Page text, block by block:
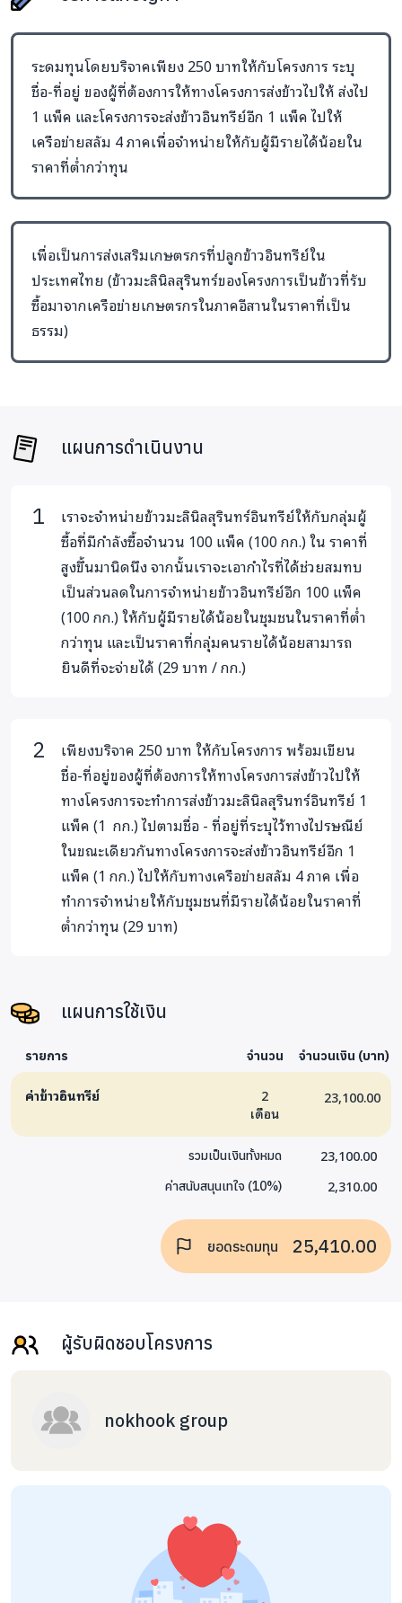
เพื่อเป็นการส่งเสริมเกษตรกรที่ปลูกข้าวอินทรีย์ใน
ประเทศไทย (ข้าวมะลินิลสุรินทร์ของโครงการเป็นข้าวที่รับซื้อ
มาจากเครือข่ายเกษตรกรในภาคอีสานในราคาที่เป็นธรรม)
เพื่อมอบอาหารเพื่อสุขภาพที่ดีให้กับคนที่คุณรัก
กิจกรรมที่จะดำเนินโครงการ :
จากปัญหาที่กล่าวมาข้างต้น URBIE จึงคิดโครงการขึ้นมาร่วมกับ
เครือข่ายสลัม 4 ภาค เพื่อนำร่องการสร้างโอกาสในการเข้าถึง
ใน ราคาที่สูงขึ้นมานิดนึง จากนั้นเราจะเอากำไรที่ได้ช่วยสมทบ
เป็นส่วนลดในการจำหน่ายข้าวอินทรีย์อีก 100 แพ็ค (100 กก.)
ให้กับผู้มีรายได้น้อยในชุมชนในราคาที่ต่ำกว่าทุน และเป็นราคาที่
กลุ่มคนรายได้น้อยสามารถยินดีที่จะจ่ายได้ (29 บาท / กก.)
ข้าวมะลินิลสุรินทร์อินทรีย์ 1 แพ็ค (1 กก.) ไปตามชื่อ - ที่อยู่ที่ระบุ
ไว้ทางไปรษณีย์ ในขณะเดียวกันทางโครงการจะส่งข้าวอินทรีย์อีก
จำหน่ายให้กับชุมชนที่มีรายได้น้อยในราคาที่ต่ำกว่าทุน (29 บาท)
สมาชิกภายในทีม :
กิจการเพื่อสังคม นกฮูก กรุ๊ป (URBIE)
https://www.facebook.com/UrbieThailand
ระดมทุนโดยบริจาคเพียง 250 บาทให้กับโครงการ ระบุ
ชื่อ-ที่อยู่ ของผู้ที่ต้องการให้ทางโครงการส่งข้าวไปให้ ส่งไป
1 แพ็ค และโครงการจะส่งข้าวอินทรีย์อีก 1 แพ็ค ไปให้
เครือข่ายสลัม 4 ภาคเพื่อจำหน่ายให้กับผู้มีรายได้น้อยใน
ราคาที่ต่ำกว่าทุน
เพื่อเป็นการส่งเสริมเกษตรกรที่ปลูกข้าวอินทรีย์ใน
ประเทศไทย (ข้าวมะลินิลสุรินทร์ของโครงการเป็นข้าวที่รับ
ซื้อมาจากเครือข่ายเกษตรกรในภาคอีสานในราคาที่เป็น
ธรรม)
แผนการดำเนินงาน
เราจะจำหน่ายข้าวมะลินิลสุรินทร์อินทรีย์ให้กับกลุ่มผู้
ซื้อที่มีกำลังซื้อจำนวน 100 แพ็ค (100 กก.) ใน ราคาที่
สูงขึ้นมานิดนึง จากนั้นเราจะเอากำไรที่ได้ช่วยสมทบ
เป็นส่วนลดในการจำหน่ายข้าวอินทรีย์อีก 100 แพ็ค
(100 กก.) ให้กับผู้มีรายได้น้อยในชุมชนในราคาที่ต่ำ
กว่าทุน และเป็นราคาที่กลุ่มคนรายได้น้อยสามารถ
ยินดีที่จะจ่ายได้ (29 บาท / กก.)
เพียงบริจาค 250 บาท ให้กับโครงการ พร้อมเขียน
ชื่อ-ที่อยู่ของผู้ที่ต้องการให้ทางโครงการส่งข้าวไปให้
ทางโครงการจะทำการส่งข้าวมะลินิลสุรินทร์อินทรีย์ 1
แพ็ค (1 กก.) ไปตามชื่อ - ที่อยู่ที่ระบุไว้ทางไปรษณีย์
ในขณะเดียวกันทางโครงการจะส่งข้าวอินทรีย์อีก 1
แพ็ค (1 กก.) ไปให้กับทางเครือข่ายสลัม 4 ภาค เพื่อ
ทำการจำหน่ายให้กับชุมชนที่มีรายได้น้อยในราคาที่
ต่ำกว่าทุน (29 บาท)
แผนการใช้เงิน
รายการ จำนวน จำนวนเงิน (บาท)
ค่าข้าวอินทรีย์
2
เดือน
23,100.00
รวมเป็นเงินทั้งหมด 23,100.00
ค่าสนับสนุนเทใจ (10%) 2,310.00
ยอดระดมทุน 25,410.00
ผู้รับผิดชอบโครงการ
nokhook group